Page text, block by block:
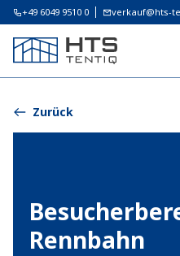
+49 6049 9510 0 verkauf@hts-
Zurück
Rennbahn